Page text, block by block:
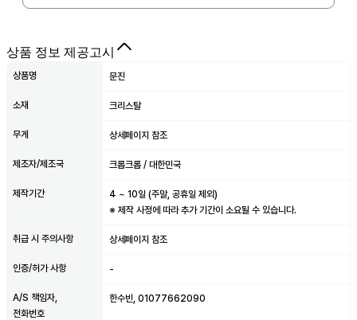
상품 정보 제공고시
상품명 문진
소재 크리스탈
무게 상세페이지 참조
제조자/제조국 크롭크롭 / 대한민국
제작기간 4 ~ 10일 (주말, 공휴일 제외)
※ 제작 사정에 따라 추가 기간이 소요될 수 있습니다.
취급 시 주의사항 상세페이지 참조
인증/허가 사항 -
A/S 책임자,
전화번호
한수빈, 01077662090